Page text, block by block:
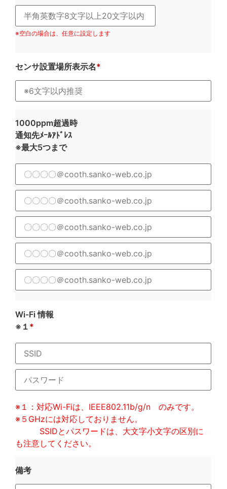
※空白の場合は、任意に設定します
センサ設置場所表示名
1000ppm超過時
通知先ﾒｰﾙｱﾄﾞﾚｽ
※最大5つまで
Wi-Fi 情報
※１
※１：対応Wi-Fiは、IEEE802.11b/g/n のみです。
※５GHzには対応しておりません。
SSIDとパスワードは、大文字小文字の区別に
も注意してください。
備考